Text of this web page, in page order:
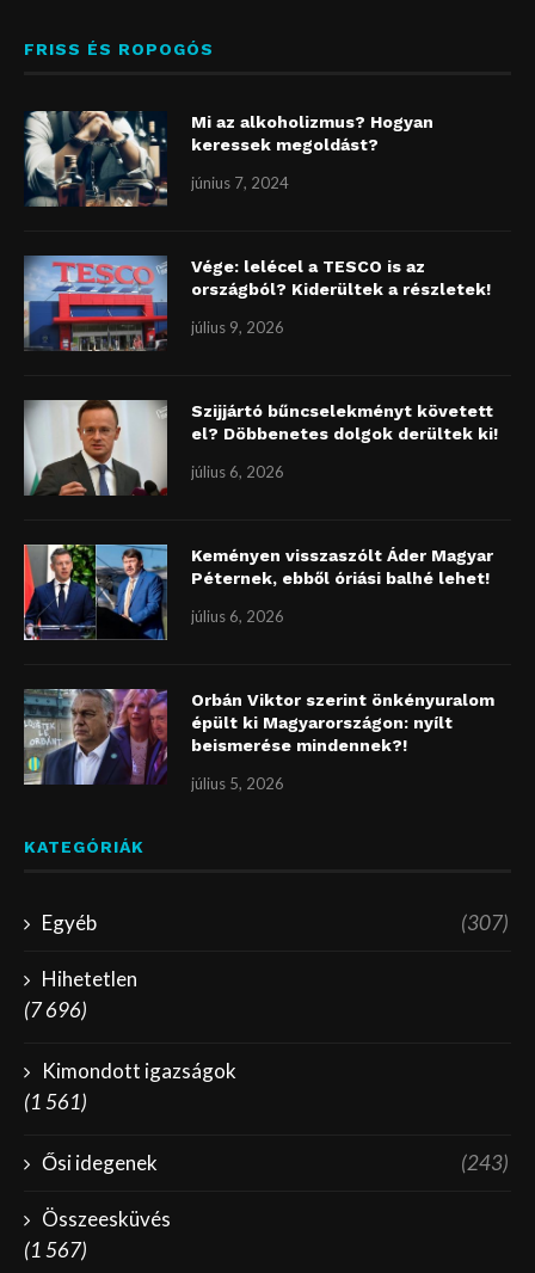
FRISS ÉS ROPOGÓS
Mi az alkoholizmus? Hogyan
keressek megoldást?
június 7, 2024
Vége: lelécel a TESCO is az
országból? Kiderültek a részletek!
július 9, 2026
Szijjártó bűncselekményt követett
el? Döbbenetes dolgok derültek ki!
július 6, 2026
Keményen visszaszólt Áder Magyar
Péternek, ebből óriási balhé lehet!
július 6, 2026
Orbán Viktor szerint önkényuralom
épült ki Magyarországon: nyílt
beismerése mindennek?!
július 5, 2026
KATEGÓRIÁK
Egyéb (307)
Hihetetlen
(7 696)
Kimondott igazságok
(1 561)
Ősi idegenek (243)
Összeesküvés
(1 567)